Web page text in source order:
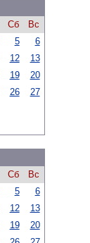
Сб
Вс
5
6
12
13
19
20
26
27
Сб
Вс
5
6
12
13
19
20